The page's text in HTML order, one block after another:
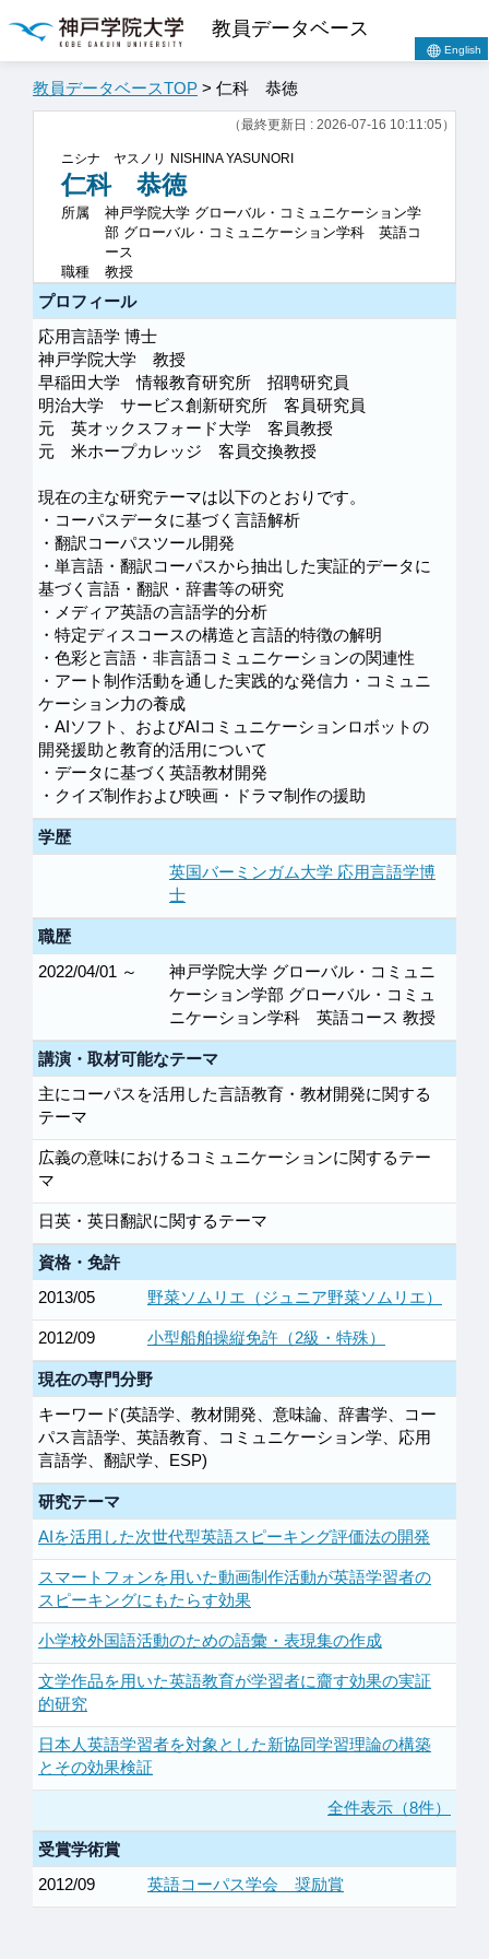
教員データベース
English
教員データベースTOP > 仁科 恭徳
（最終更新日 : 2026-07-16 10:11:05）
ニシナ ヤスノリ NISHINA YASUNORI
仁科 恭徳
所属
神戸学院大学 グローバル・コミュニケーション学
部 グローバル・コミュニケーション学科 英語コ
ース
職種
教授
プロフィール
応用言語学 博士
神戸学院大学 教授
早稲田大学 情報教育研究所 招聘研究員
明治大学 サービス創新研究所 客員研究員
元 英オックスフォード大学 客員教授
元 米ホープカレッジ 客員交換教授
現在の主な研究テーマは以下のとおりです。
・コーパスデータに基づく言語解析
・翻訳コーパスツール開発
・単言語・翻訳コーパスから抽出した実証的データに
基づく言語・翻訳・辞書等の研究
・メディア英語の言語学的分析
・特定ディスコースの構造と言語的特徴の解明
・色彩と言語・非言語コミュニケーションの関連性
・アート制作活動を通した実践的な発信力・コミュニ
ケーション力の養成
・AIソフト、およびAIコミュニケーションロボットの
開発援助と教育的活用について
・データに基づく英語教材開発
・クイズ制作および映画・ドラマ制作の援助
学歴
英国バーミンガム大学 応用言語学博
士
職歴
2022/04/01 ～
神戸学院大学 グローバル・コミュニ
ケーション学部 グローバル・コミュ
ニケーション学科 英語コース 教授
講演・取材可能なテーマ
主にコーパスを活用した言語教育・教材開発に関する
テーマ
広義の意味におけるコミュニケーションに関するテー
マ
日英・英日翻訳に関するテーマ
資格・免許
2013/05
野菜ソムリエ（ジュニア野菜ソムリエ）
2012/09 小型船舶操縦免許（2級・特殊）
現在の専門分野
キーワード(英語学、教材開発、意味論、辞書学、コー
パス言語学、英語教育、コミュニケーション学、応用
言語学、翻訳学、ESP)
研究テーマ
AIを活用した次世代型英語スピーキング評価法の開発
スマートフォンを用いた動画制作活動が英語学習者の
スピーキングにもたらす効果
小学校外国語活動のための語彙・表現集の作成
文学作品を用いた英語教育が学習者に齎す効果の実証
的研究
日本人英語学習者を対象とした新協同学習理論の構築
とその効果検証
全件表示（8件）
受賞学術賞
2012/09
英語コーパス学会 奨励賞